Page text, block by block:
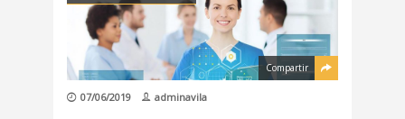
Compartir
07/06/2019 adminavila